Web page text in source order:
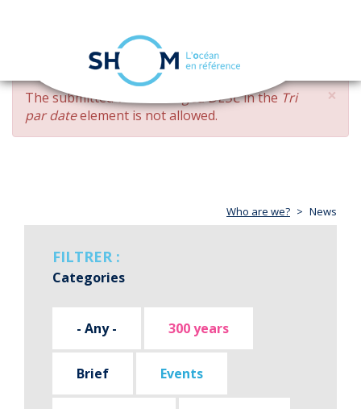
Skip
main
content
navigation
×
ERROR
MESSAGE
The submitted value changed DESCin the Tri
par dateelement is not allowed.
Who are we? News
FILTRER :
Categories
- Any - 300 years
Brief Events